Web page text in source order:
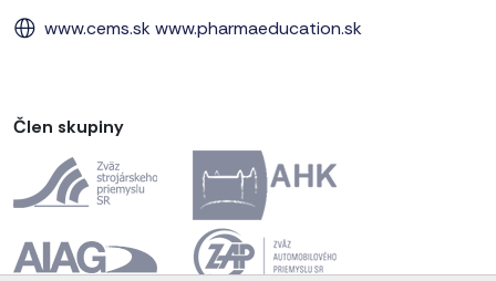
www.cems.skwww.pharmaeducation.sk
Člen skupiny